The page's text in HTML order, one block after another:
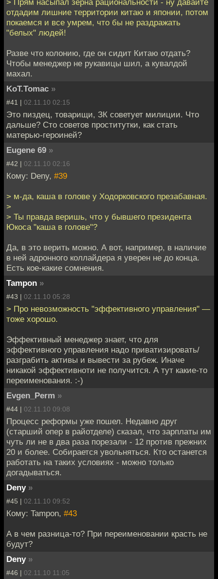
отдадим лишние территории китаю и японии, потом
покаемся и все умрем, что бы не раздражать
"белых" людей!
Разве что колонию, где он сидит Китаю отдать?
Чтобы менеджер не рукавицы шил, а кувалдой
махал.
KoT.Tomac »
#41 | 02.11.10 02:15
Это пиздец, товарищи, ЗК советует милиции. Что
дальше? Сто советов проститутки, как стать
матерью-героиней?
Eugene 69 »
#42 | 02.11.10 02:16
Кому: Deny, #39
> м-да, каша в голове у Ходорковского презабавная.
>
> Ты правда веришь, что у бывшего президента
Юкоса "каша в голове"?
Да, в это верить можно. А вот, например, в наличие
в ней адронного коллайдера я уверен не до конца.
Есть кое-какие сомнения.
Tampon »
#43 | 02.11.10 05:28
> Про невозможность "эффективного управления" —
тоже хорошо.
Эффективный менеджер знает, что для
эффективного управления надо приватизировать/
разграбить активы и вывести за рубеж. Иначе
никакой эффективноти не получится. А тут какие-то
переименования. :-)
Evgen_Perm »
#44 | 02.11.10 09:08
Процесс реформы уже пошел. Недавно друг
(старший опер в райотделе) сказал, что зарплаты им
чуть ли не в два раза порезали - 12 против прежних
20 и более. Собирается увольняться. Кто останется
работать на таких условиях - можно только
догадываться.
Deny »
#45 | 02.11.10 09:52
Кому: Tampon, #43
А в чем разница-то? При переименовании красть не
будут?
Deny »
#46 | 02.11.10 11:05